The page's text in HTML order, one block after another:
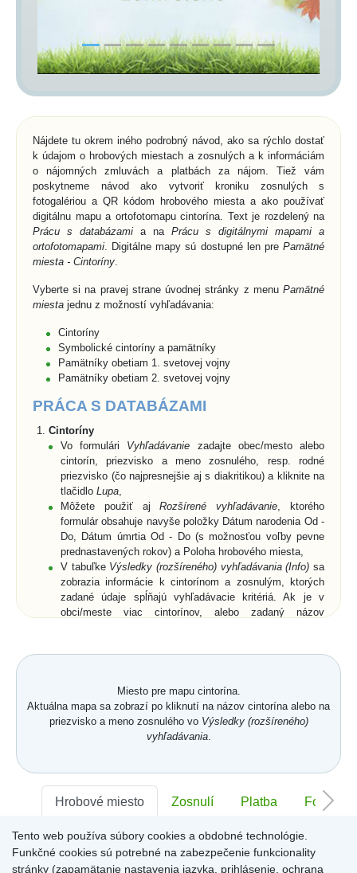
Nájdete tu okrem iného podrobný návod, ako sa rýchlo dostať
k údajom o hrobových miestach a zosnulých a k informáciám
o nájomných zmluvách a platbách za nájom. Tiež vám
poskytneme návod ako vytvoriť kroniku zosnulých s
fotogalériou a QR kódom hrobového miesta a ako používať
digitálnu mapu a ortofotomapu cintorína. Text je rozdelený na
Prácu s databázami a na Prácu s digitálnymi mapami a
ortofotomapami . Digitálne mapy sú dostupné len pre Pamätné
miesta - Cintoríny
Vyberte si na pravej strane úvodnej stránky z menu Pamätné
miesta jednu z možností vyhľadávania:
Cintoríny
Symbolické cintoríny a pamätníky
Pamätníky obetiam 1. svetovej vojny
Pamätníky obetiam 2. svetovej vojny
PRÁCA S DATABÁZAMI
Cintoríny
Vo formulári Vyhľadávanie zadajte obec/mesto alebo
cintorín, priezvisko a meno zosnulého, resp. rodné
priezvisko (čo najpresnejšie aj s diakritikou) a kliknite na
tlačidlo Lupa
Môžete použiť ajRozšírené vyhľadávanie , ktorého
formulár obsahuje navyše položky Dátum narodenia Od -
Do, Dátum úmrtia Od - Do (s možnosťou voľby pevne
prednastavených rokov) a Poloha hrobového miesta,
V tabuľke Výsledky (rozšíreného) vyhľadávania (Info) sa
zobrazia informácie k cintorínom a zosnulým, ktorých
zadané údaje spĺňajú vyhľadávacie kritériá. Ak je v
obci/meste viac cintorínov, alebo zadaný názov
zosnulého resp. jeho rodné priezvisko) vo všetkých
Vyberte zo zoznamu cintorín alebo zosnulého a
kliknutím potvrďte výber,
Zobrazí saKarta hrobového miesta so záložkami
... (viď. popis nižšie) a buď len
Karte hrobového miesta
sú v pravom hornom rohu
ikonyMapa,GPS aZdieľať. Po kliknutí na ne sa
súradnice hrobového miesta (funkcia môže byť pre daný
cintorín uzamknutá) alebo získate URL adresu aktuálne
zobrazenej stránky.
Miesto pre mapu cintorína.
Aktuálna mapa sa zobrazí po kliknutí na názov cintorína alebo na
priezvisko a meno zosnulého vo Výsledky (rozšíreného)
vyhľadávania.
Hrobové miesto Zosnulí Platba Foto
Sektor:- Rad:- Číslo:-
Tento web používa súbory cookies a obdobné technológie.
Funkčné cookies sú potrebné na zabezpečenie funkcionality
stránky (zapamätanie nastavenia jazyka, prihlásenie, ochrana